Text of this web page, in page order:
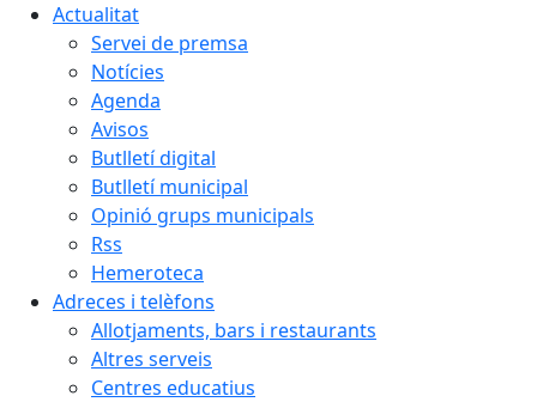
Actualitat
Servei de premsa
Notícies
Agenda
Avisos
Butlletí digital
Butlletí municipal
Opinió grups municipals
Rss
Hemeroteca
Adreces i telèfons
Allotjaments, bars i restaurants
Altres serveis
Centres educatius